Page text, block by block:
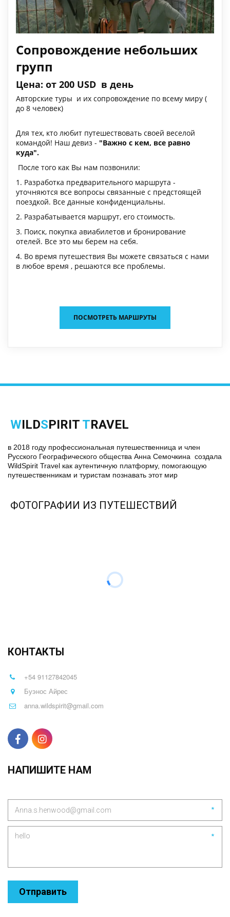
Сопровождение небольших
групп
Цена: от 200 USD в день
Авторские туры и их сопровождение по всему миру (
до 8 человек)
Для тех, кто любит путешествовать своей веселой
командой! Наш девиз - "Важно с кем, все равно
куда".
После того как Вы нам позвонили:
1. Разработка предварительного маршрута -
уточняются все вопросы связанные с предстоящей
поездкой. Все данные конфиденциальны.
2. Разрабатывается маршрут, его стоимость.
3. Поиск, покупка авиабилетов и бронирование
отелей. Все это мы берем на себя.
4. Во время путешествия Вы можете связаться с нами
в любое время , решаются все проблемы.
ПОСМОТРЕТЬ МАРШРУТЫ
WILDSPIRIT TRAVEL
в 2018 году профессиональная путешественница и член
Русского Географического общества Анна Семочкина  создала
WildSpirit Travel как аутентичную платформу, помогающую
путешественникам и туристам познавать этот мир
ФОТОГРАФИИ ИЗ ПУТЕШЕСТВИЙ
КОНТАКТЫ
+54 91127842045
Буэнос Айрес
anna.wildspirit@gmail.com
НАПИШИТЕ НАМ
*
*
Отправить